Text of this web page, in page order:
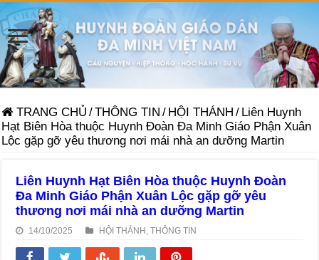
TRANG CHỦ /THÔNG TIN / HỘI THÁNH / Liên Huynh
Hạt Biên Hòa thuộc Huynh Đoàn Đa Minh Giáo Phận Xuân
Lộc gặp gỡ yêu thương nơi mái nhà an dưỡng Martin
Liên Huynh Hạt Biên Hòa thuộc Huynh Đoàn
Đa Minh Giáo Phận Xuân Lộc gặp gỡ yêu
thương nơi mái nhà an dưỡng Martin
14/10/2025 HỘI THÁNH ,THÔNG TIN